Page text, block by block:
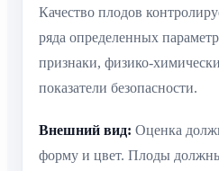
Качество плодов
ряда определенных
признаки, физико-
показатели безопасности.
Внешний вид: Оценка
форму и цвет. Плоды